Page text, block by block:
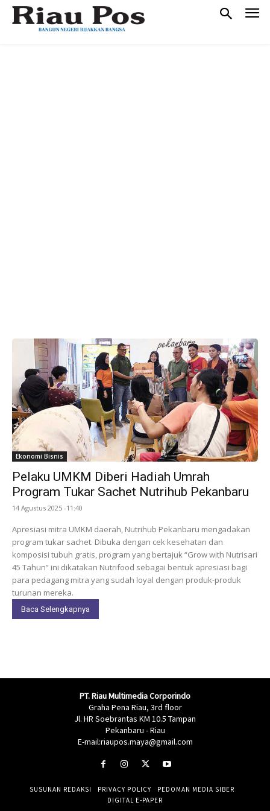
Ekonomi Bisnis
Pelaku UMKM Diberi Hadiah Umrah
Program Tukar Sachet Nutrihub Pekanbaru
14 Agustus 2025 -11:40
Apresiasi mitra UMKM daerah, Nutrihub Pekanbaru mengadakan
program tukar sachet. Dibuka dengan cek kesehatan dan
komposisi tubuh gratis, program yang bertajuk “Grow with Nutrisari
45 Tahun” ini dikatakan Nutrifood sebagai bentuk apresiasi bagi
para pedagang mitra yang sudah loyal dengan produk-produk
turunan mereka.
Baca Selengkapnya
PT. Riau Multimedia Corporindo
Graha Pena Riau, 3rd floor
Jl. HR Soebrantas KM 10.5 Tampan
Pekanbaru - Riau
E-mail:riaupos.maya@gmail.com
SUSUNAN REDAKSI PRIVACY POLICY
PEDOMAN MEDIA SIBER
DIGITAL E-PAPER